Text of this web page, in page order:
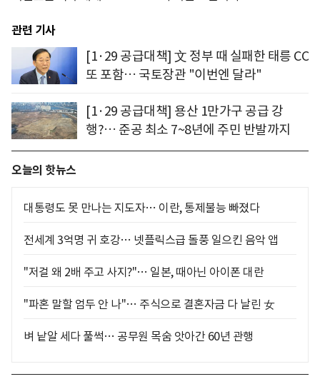
관련 기사
[1·29 공급대책] 文 정부 때 실패한 태릉 CC
또 포함… 국토장관 "이번엔 달라"
[1·29 공급대책] 용산 1만가구 공급 강
행?… 준공 최소 7~8년에 주민 반발까지
오늘의 핫뉴스
대통령도 못 만나는 지도자… 이란, 통제불능 빠졌다
전세계 3억명 귀 호강… 넷플릭스급 돌풍 일으킨 음악 앱
"저걸 왜 2배 주고 사지?"… 일본, 때아닌 아이폰 대란
"파혼 말할 엄두 안 나"… 주식으로 결혼자금 다 날린 女
벼 낱알 세다 풀썩… 공무원 목숨 앗아간 60년 관행